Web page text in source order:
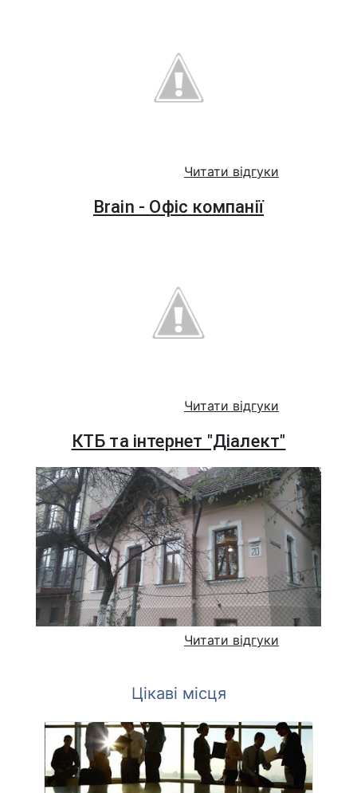
Читати відгуки
Brain - Офіс компанії
Читати відгуки
КТБ та інтернет "Діалект"
Читати відгуки
Цікаві місця